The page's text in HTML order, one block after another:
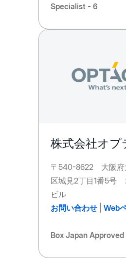
Specialist - 6
株式会社オプ
〒540-8622 大阪府
区城見2丁目1番5号
ビル
お問い合わせ| Web
Box Japan